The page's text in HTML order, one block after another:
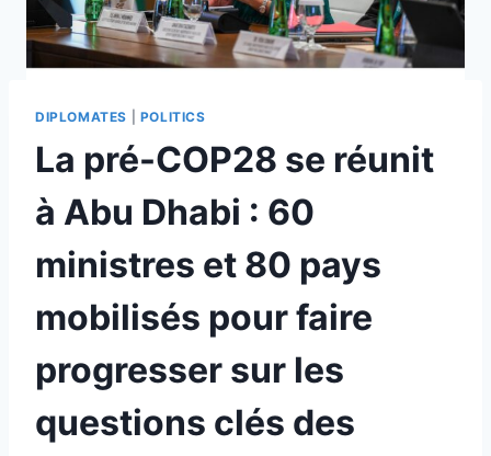
DIPLOMATES POLITICS
La pré-COP28 se réunit
à Abu Dhabi : 60
ministres et 80 pays
mobilisés pour faire
progresser sur les
questions clés des